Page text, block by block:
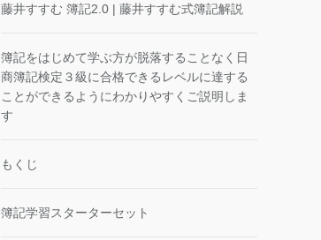
藤井すすむ 簿記2.0 | 藤井すすむ式簿記解説
簿記をはじめて学ぶ方が脱落することなく日
商簿記検定３級に合格できるレベルに達する
ことができるようにわかりやすくご説明しま
す
もくじ
簿記学習スターターセット